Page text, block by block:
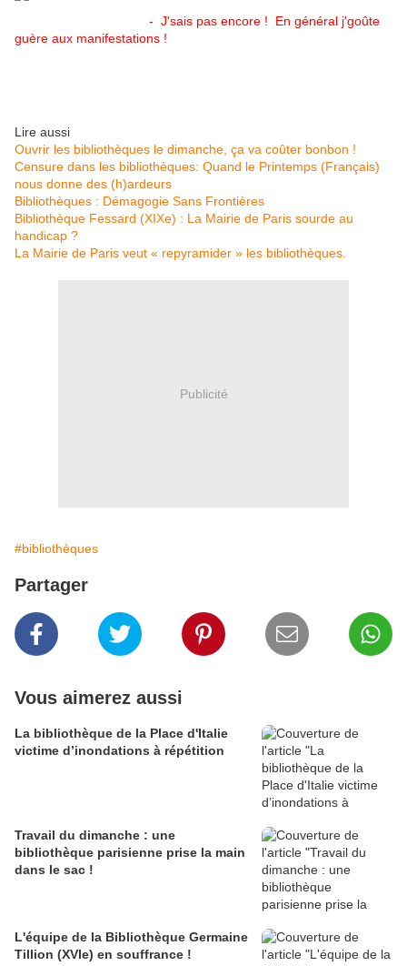
- J'sais pas encore ! En général j'goûte
guère aux manifestations !
Lire aussi
Ouvrir les bibliothèques le dimanche, ça va coûter bonbon !
Censure dans les bibliothèques: Quand le Printemps (Français)
nous donne des (h)ardeurs
Bibliothèques : Démagogie Sans Frontières
Bibliothèque Fessard (XIXe) : La Mairie de Paris sourde au
handicap ?
La Mairie de Paris veut « repyramider » les bibliothèques.
Publicité
#bibliothèques
Partager
Vous aimerez aussi
La bibliothèque de la Place d'Italie
victime d’inondations à répétition
Travail du dimanche : une
bibliothèque parisienne prise la main
dans le sac !
L'équipe de la Bibliothèque Germaine
Tillion (XVIe) en souffrance !